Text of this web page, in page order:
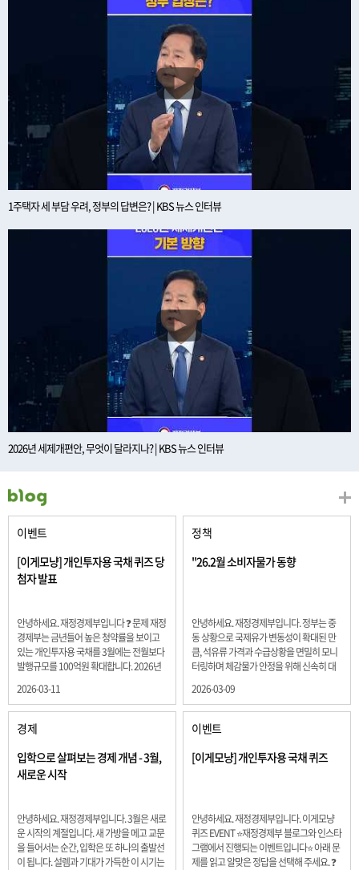
1주택자 세 부담 우려, 정부의 답변은? | KBS 뉴스 인터뷰
2026년 세제개편안, 무엇이 달라지나? | KBS 뉴스 인터뷰
이벤트
[이게모냥] 개인투자용 국채 퀴즈 당
첨자 발표
안녕하세요. 재정경제부입니다 ❓ 문제 재정
경제부는 금년들어 높은 청약률을 보이고
있는 개인투자용 국채를 3월에는 전월보다
발행규모를 100억원 확대합니다. 2026년
5년물 600억원, 10년물 900억원, 20년물
300억원입니다. 그렇다면 3월 개인투자용
국채의 총 발행 예정 금액은 얼마일까요??
보기 ① 1,600억원 ② 1,700억원 ③ 1,800
억원 ④ 2,000억원 정답 : 1,800억원 참여해
주신 모든 분들 감사합니다! 당첨자분들에
게는 지난 이벤트 블로그 게시글에 비밀댓
전달드립니다.
2026-03-11
정책
"26.2월 소비자물가 동향
안녕하세요. 재정경제부입니다. 정부는 중
동 상황으로 국제유가 변동성이 확대된 만
큼, 석유류 가격과 수급상황을 면밀히 모니
터링하며 체감물가 안정을 위해 신속히 대
료품과 에너지를 제외하고 추세적 흐름을
보여주는 근원물가는 2.3% 상승 향후 지정
학적 요인, 기상여건 등 불확실성이 있는 만
큼, 정부는 체감물가 안정을 위해 총력을 다
할 계획입니다. 특히, 최근 중동 상황으로 국
제유가 변동성이 확대된 만큼, 석유류 가격･
다.
2026-03-09
경제
입학으로 살펴보는 경제 개념 - 3월,
새로운 시작
안녕하세요. 재정경제부입니다. 3월은 새로
운 시작의 계절입니다. 새 가방을 메고 교문
을 들어서는 순간, 입학은 또 하나의 출발선
이 됩니다. 설렘과 기대가 가득한 이 시기는
이벤트
[이게모냥] 개인투자용 국채 퀴즈
안녕하세요. 재정경제부입니다. 이게모냥
퀴즈 EVENT ⭐재정경제부 블로그와 인스타
그램에서 진행되는 이벤트입니다⭐ 아래 문
제를 읽고 알맞은 정답을 선택해 주세요. ❓